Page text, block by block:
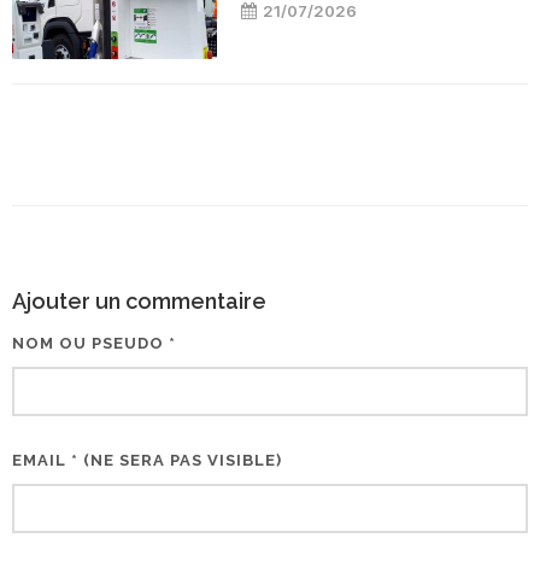
21/07/2026
Ajouter un commentaire
NOM OU PSEUDO *
EMAIL * (NE SERA PAS VISIBLE)